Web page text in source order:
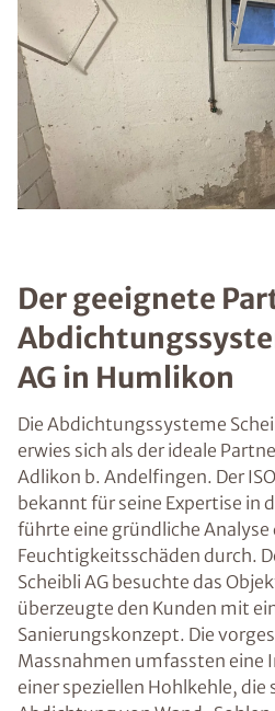
Der geeignete
AG in Humlikon
Die Abdichtungssysteme
erwies sich als der ideale
Adlikon b. Andelfingen. Der
bekannt für seine Expertise in
führte eine gründliche Analyse
Feuchtigkeitsschäden durch.
Scheibli AG besuchte das
überzeugte den Kunden mit
Sanierungskonzept. Die
Massnahmen umfassten eine
einer speziellen Hohlkehle, die